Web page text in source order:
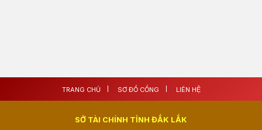
TRANG CHỦ SƠ ĐỒ CỔNG LIÊN HỆ
SỞ TÀI CHÍNH TỈNH ĐẮK LẮK